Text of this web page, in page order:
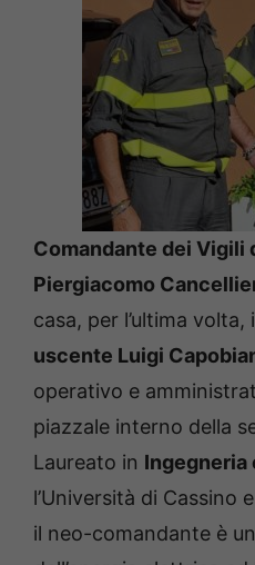
Comandante dei Vigili
Piergiacomo
casa, per l’ultima volta,
uscente Luigi
operativo e
piazzale interno della
Laureato in
l’Università di Cassino
il neo-comandante è